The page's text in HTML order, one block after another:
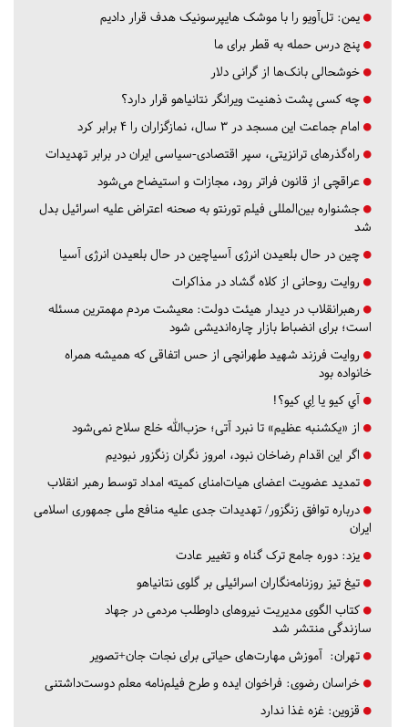
یمن: تل‌آویو را با موشک هایپرسونیک هدف قرار دادیم
پنج درس‌ حمله به قطر برای ما
خوشحالی بانک‌ها از گرانی دلار
چه کسی پشت ذهنیت ویرانگر نتانیاهو قرار دارد؟
امام جماعت این مسجد در ۳ سال، نمازگزاران را ۴ برابر کرد
راه‌گذرهای ترانزیتی، سپر اقتصادی-سیاسی ایران در برابر تهدیدات
عراقچی از قانون فراتر رود، مجازات و استیضاح می‌شود
جشنواره بین‌المللی فیلم تورنتو به صحنه اعتراض علیه اسرائیل بدل
شد
چین در حال بلعیدن انرژی آسیاچین در حال بلعیدن انرژی آسیا
روایت روحانی از کلاه گشاد در مذاکرات
رهبرانقلاب در دیدار هیئت دولت: معیشت مردم مهمترین مسئله
است؛ برای انضباط بازار چاره‌اندیشی شود
روایت فرزند شهید طهرانچی از حس اتفاقی که همیشه همراه
خانواده بود
آي كيو يا اِي كيو؟!
از «یکشنبه عظیم» تا نبرد آتی؛ حزب‌الله خلع سلاح نمی‌شود
اگر این اقدام رضاخان نبود، امروز نگران زنگزور نبودیم
تمدید عضویت اعضای هیات‌امنای کمیته امداد توسط رهبر انقلاب
درباره توافق زنگزور/ تهدیدات جدی علیه منافع ملی جمهوری اسلامی
ایران
یزد: دوره جامع ترک گناه و تغییر عادت
تیغ تیز روزنامه‌نگاران اسرائیلی بر گلوی نتانیاهو
کتاب الگوی مدیریت نیروهای داوطلب مردمی در جهاد
سازندگی منتشر شد
تهران: آموزش مهارت‌های حیاتی برای نجات جان+تصویر
خراسان رضوی: فراخوان ایده و طرح فیلم‌نامه معلم دوست‌داشتنی
قزوین: غزه غذا ندارد